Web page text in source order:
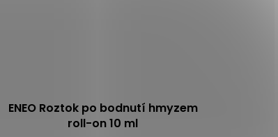
ENEO Roztok po bodnutí hmyzem
roll-on 10 ml